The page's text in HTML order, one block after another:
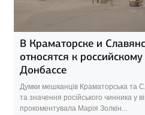
В Краматорске и
относятся к
Донбассе
Думки мешканців Краматорська та
та значення російського чинника у
прокоментувала Марія Золкін...